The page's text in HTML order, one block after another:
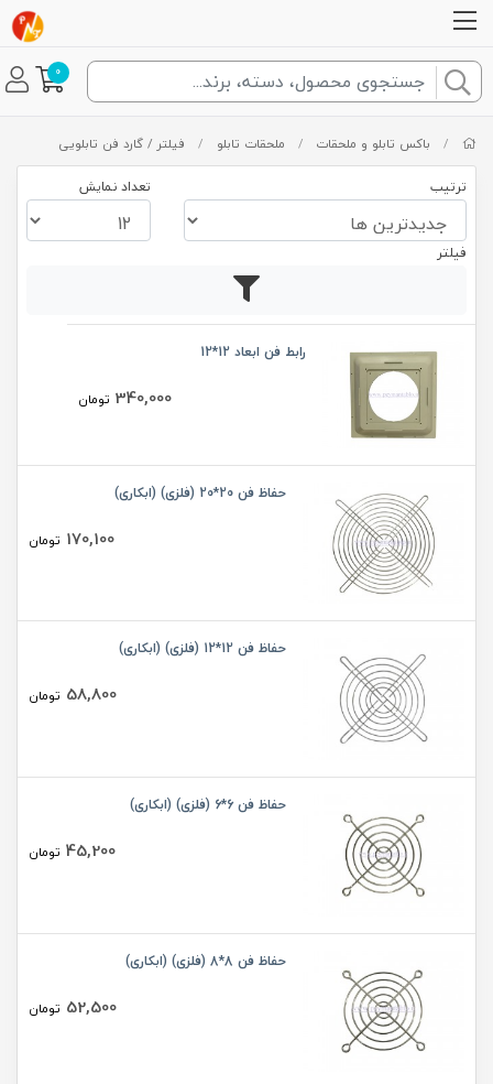
0
/ باکس تابلو و ملحقات / ملحقات تابلو / فیلتر / گارد فن تابلویی
ترتیب تعداد نمایش
فیلتر
رابط فن ابعاد 12*12
340,000 تومان
حفاظ فن 20*20 (فلزی) (ابکاری)
170,100 تومان
حفاظ فن 12*12 (فلزی) (ابکاری)
58,800 تومان
حفاظ فن 6*6 (فلزی) (ابکاری)
45,200 تومان
حفاظ فن 8*8 (فلزی) (ابکاری)
52,500 تومان